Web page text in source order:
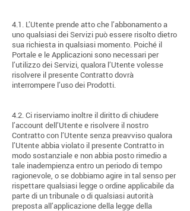
4.1. L’Utente prende atto che l’abbonamento a
uno qualsiasi dei Servizi può essere risolto dietro
sua richiesta in qualsiasi momento. Poiché il
Portale e le Applicazioni sono necessari per
l’utilizzo dei Servizi, qualora l’Utente volesse
risolvere il presente Contratto dovrà
interrompere l’uso dei Prodotti.
4.2. Ci riserviamo inoltre il diritto di chiudere
l’account dell’Utente e risolvere il nostro
Contratto con l’Utente senza preavviso qualora
l’Utente abbia violato il presente Contratto in
modo sostanziale e non abbia posto rimedio a
tale inadempienza entro un periodo di tempo
ragionevole, o se dobbiamo agire in tal senso per
rispettare qualsiasi legge o ordine applicabile da
parte di un tribunale o di qualsiasi autorità
preposta all’applicazione della legge della